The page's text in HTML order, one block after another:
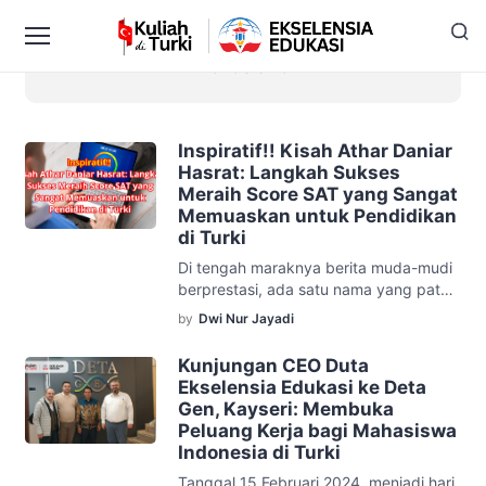
Inspiratif!! Kisah Athar Daniar
Hasrat: Langkah Sukses
Meraih Score SAT yang Sangat
Memuaskan untuk Pendidikan
di Turki
Di tengah maraknya berita muda-mudi
berprestasi, ada satu nama yang patut
diulas lebih lanjut, Athar Daniar Hasrat.
Seorang siswa berbakat dari Jakarta ini
telah berhasil meraih nilai SAT sebesar
1350, sebuah pencapaian yang luar
biasa yang membuka pintu-pintu
universitas ternama di Turki. Athar,
yang memilih jalan pendidikan melalui
bimbingan di Ekselensia Edukasi,
by Dwi Nur Jayadi
Kunjungan CEO Duta
Ekselensia Edukasi ke Deta
Gen, Kayseri: Membuka
Peluang Kerja bagi Mahasiswa
Indonesia di Turki
Tanggal 15 Februari 2024, menjadi hari